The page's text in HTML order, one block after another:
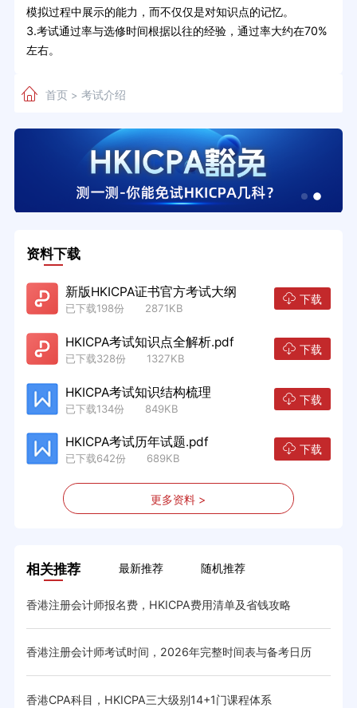
模拟过程中展示的能力，而不仅仅是对知识点的记忆。
3.考试通过率与选修时间根据以往的经验，通过率大约在70%
左右。
首页> 考试介绍
资料下载
新版HKICPA证书官方考试大纲
已下载198份 2871KB
下载
HKICPA考试知识点全解析.pdf
已下载328份 1327KB
下载
HKICPA考试知识结构梳理
已下载134份 849KB
下载
HKICPA考试历年试题.pdf
已下载642份 689KB
下载
更多资料 >
相关推荐 最新推荐 随机推荐
香港注册会计师报名费，HKICPA费用清单及省钱攻略
香港注册会计师考试时间，2026年完整时间表与备考日历
香港CPA科目，HKICPA三大级别14+1门课程体系